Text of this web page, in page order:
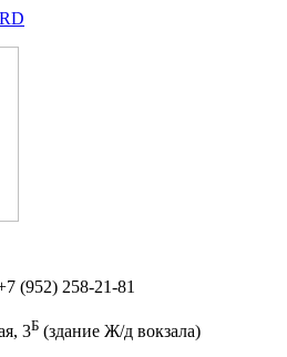
(952) 258-21-81
3Б (здание Ж/д вокзала)